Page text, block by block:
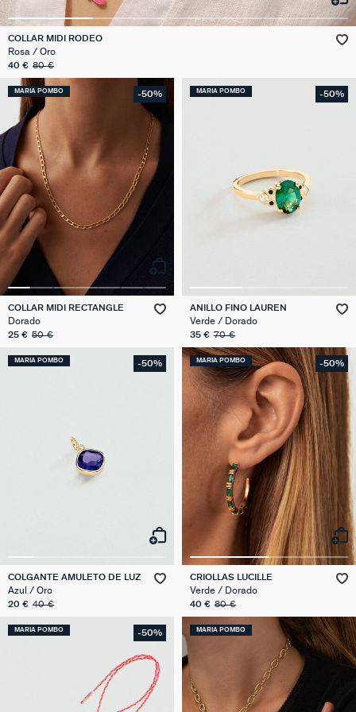
COLLAR MIDI RODEO
Rosa / Oro
40 € 80 €
MARIA POMBO -50%
COLLAR MIDI RECTANGLE
Dorado
25 € 50 €
MARIA POMBO -50%
ANILLO FINO LAUREN
Verde / Dorado
35 € 70 €
MARIA POMBO -50%
COLGANTE AMULETO DE LUZ
Azul / Oro
20 € 40 €
MARIA POMBO -50%
CRIOLLAS LUCILLE
Verde / Dorado
40 € 80 €
MARIA POMBO -50% MARIA POMBO